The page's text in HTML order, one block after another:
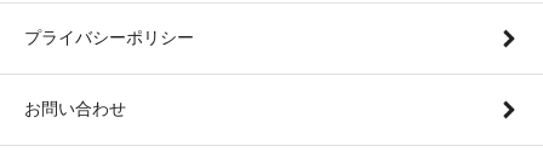
プライバシーポリシー
お問い合わせ